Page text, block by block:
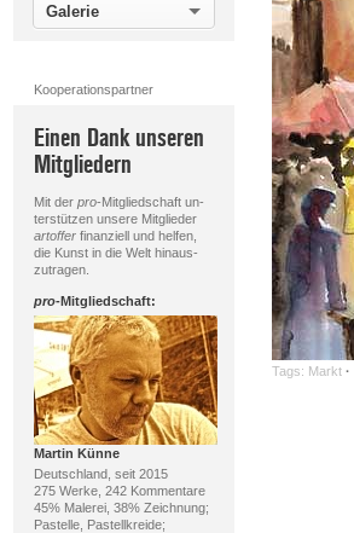
Galerie
Kooperationspartner
Einen Dank unseren
Mitgliedern
Mit der pro-Mitgliedschaft un-
terstützen unsere Mitglieder
artofferfinanziell und helfen,
die Kunst in die Welt hinaus-
zutragen.
pro-Mitgliedschaft:
Martin Künne
Deutschland, seit 2015
275 Werke, 242 Kommentare
45% Malerei, 38% Zeichnung;
Pastelle, Pastellkreide;
Tags: Markt ·